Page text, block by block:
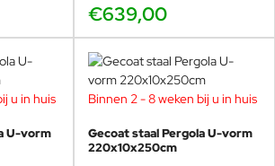
€639,00
u in huis
U-vorm
Binnen 2 - 8 weken bij u in huis
Gecoat staal Pergola U-vorm
220x10x250cm